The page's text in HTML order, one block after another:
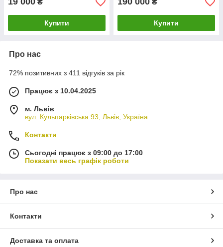
₴
Купити
₴
Купити
Про нас
72% позитивних з 411 відгуків за рік
Працює з 10.04.2025
м. Львів
вул. Кульпарківська 93, Львів, Україна
Контакти
Сьогодні працює з 09:00 до 17:00
Показати весь графік роботи
Про нас
Контакти
Доставка та оплата